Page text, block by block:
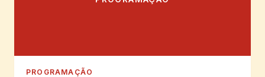
PROGRAMAÇÃO